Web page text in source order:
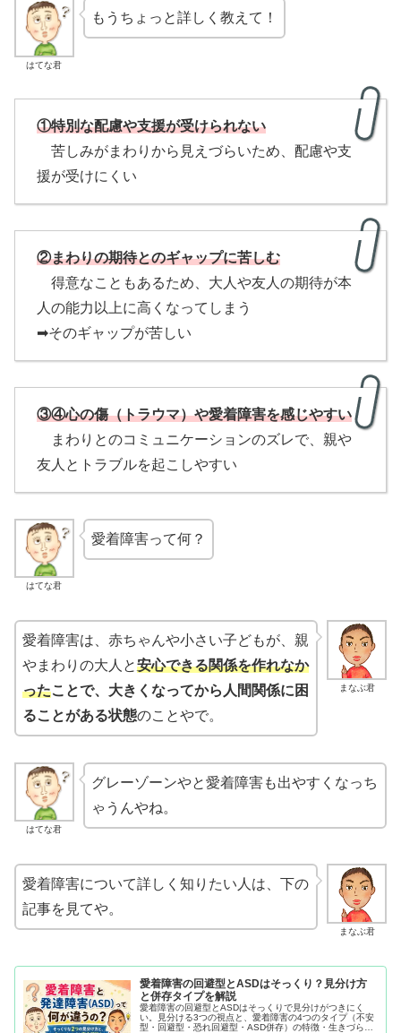
はてな君
もうちょっと詳しく教えて！
①特別な配慮や支援が受けられない
苦しみがまわりから見えづらいため、配慮や支
援が受けにくい
②まわりの期待とのギャップに苦しむ
得意なこともあるため、大人や友人の期待が本
人の能力以上に高くなってしまう
➡そのギャップが苦しい
③④心の傷（トラウマ）や愛着障害を感じやすい
まわりとのコミュニケーションのズレで、親や
友人とトラブルを起こしやすい
はてな君
愛着障害って何？
まなぶ君
愛着障害は、赤ちゃんや小さい子どもが、親
やまわりの大人と安心できる関係を作れなか
ったことで、大きくなってから人間関係に困
ることがある状態のことやで。
はてな君
グレーゾーンやと愛着障害も出やすくなっち
ゃうんやね。
まなぶ君
愛着障害について詳しく知りたい人は、下の
記事を見てや。
愛着障害の回避型とASDはそっくり？見分け方
と併存タイプを解説
愛着障害の回避型とASDはそっくりで見分けがつきにく
い。見分ける3つの視点と、愛着障害の4つのタイプ（不安
型・回避型・恐れ回避型・ASD併存）の特徴・生きづらさ